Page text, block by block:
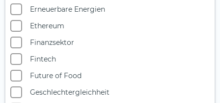
Erneuerbare Energien
Ethereum
Finanzsektor
Fintech
Future of Food
Geschlechtergleichheit